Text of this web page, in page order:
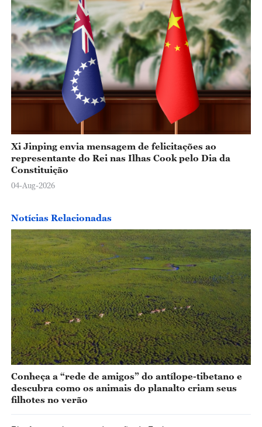
Xi Jinping envia mensagem de felicitações ao
representante do Rei nas Ilhas Cook pelo Dia da
Constituição
04-Aug-2026
Notícias Relacionadas
Conheça a “rede de amigos” do antílope-tibetano e
descubra como os animais do planalto criam seus
filhotes no verão